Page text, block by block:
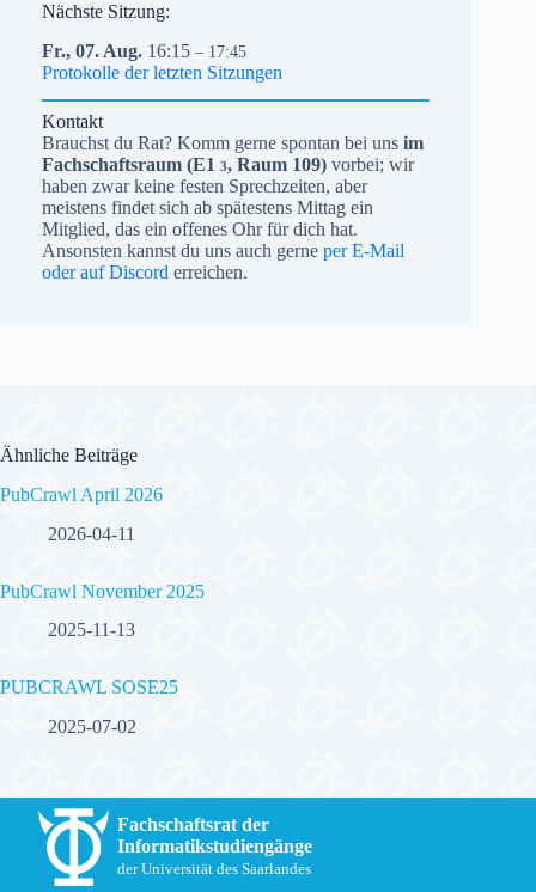
Nächste Sitzung:
Fr., 07. Aug. 16:15 – 17:45
Protokolle der letzten Sitzungen
Kontakt
Brauchst du Rat? Komm gerne spontan bei uns im
Fachschaftsraum (E1 3, Raum 109) vorbei; wir
haben zwar keine festen Sprechzeiten, aber
meistens findet sich ab spätestens Mittag ein
Mitglied, das ein offenes Ohr für dich hat.
Ansonsten kannst du uns auch gerne per E-Mail
oder auf Discord erreichen.
Ähnliche Beiträge
PubCrawl April 2026
2026-04-11
PubCrawl November 2025
2025-11-13
PUBCRAWL SOSE25
2025-07-02
Fachschaftsrat der
Informatikstudiengänge
der Universität des Saarlandes